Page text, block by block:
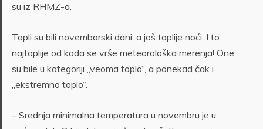
su iz RHMZ-a.
Topli su bili novembarski dani, a još toplije noći. I to
najtoplije od kada se vrše meteorološka merenja! One
su bile u kategoriji „veoma toplo“, a ponekad čak i
„ekstremno toplo“.
– Srednja minimalna temperatura u novembru je u